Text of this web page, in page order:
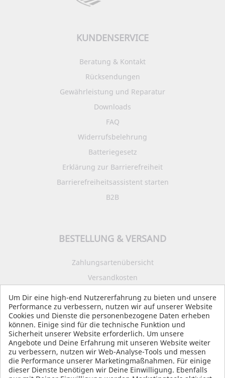
KUNDENSERVICE
Beratung & Kontakt
Rücksendungen
Gewährleistung und Reparatur
Downloads
FAQ
Widerrufsbelehrung
Batteriegesetz
Erklärung zur Barrierefreiheit
Barrierefreiheitsassistent starten
B2B
BESTELLUNG & VERSAND
Zahlungsartenübersicht
Versandkosten
Impressum
Datenschutz
AGB
SOCIAL MEDIA
Um Dir eine high-end Nutzererfahrung zu bieten und unsere
Performance zu verbessern, nutzen wir auf unserer Website
Cookies und Dienste die personenbezogene Daten erheben
können. Einige sind für die technische Funktion und
Sicherheit unserer Website erforderlich. Um unsere
Angebote und Deine Erfahrung mit unseren Website weiter
zu verbessern, nutzen wir Web-Analyse-Tools und messen
die Performance unserer Marketingmaßnahmen. Für einige
dieser Dienste benötigen wir Deine Einwilligung. Ebenfalls